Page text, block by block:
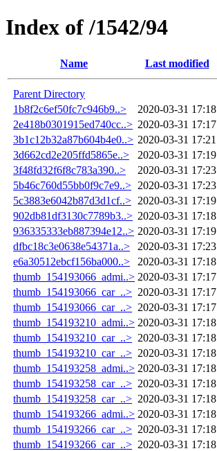
Index of /1542/94
Name Last modified
Parent Directory
1b8f2c6ef50fc7c946b9..>
2020-03-31 17:18
2e418b0301915ed740cc..> 2020-03-31 17:17
3b1c12b32a87b604b4e0..> 2020-03-31 17:21
3d662cd2e205ffd5865e..>
2020-03-31 17:19
3f48fd32f6f8c783a390..>
2020-03-31 17:23
5b46c760d55bb0f9c7e9..> 2020-03-31 17:23
5c3883e6042b87d3d1cf..> 2020-03-31 17:19
902db81df3130c7789b3..> 2020-03-31 17:18
936335333eb887394e12..> 2020-03-31 17:19
dfbc18c3e0638e54371a..>
2020-03-31 17:23
e6a30512ebcf156ba000..>
2020-03-31 17:18
thumb_154193066_admi..> 2020-03-31 17:17
thumb_154193066_car_..> 2020-03-31 17:17
thumb_154193066_car_..> 2020-03-31 17:17
thumb_154193210_admi..> 2020-03-31 17:18
thumb_154193210_car_..> 2020-03-31 17:18
thumb_154193210_car_..> 2020-03-31 17:18
thumb_154193258_admi..> 2020-03-31 17:18
thumb_154193258_car_..> 2020-03-31 17:18
thumb_154193258_car_..> 2020-03-31 17:18
thumb_154193266_admi..> 2020-03-31 17:18
thumb_154193266_car_..> 2020-03-31 17:18
thumb_154193266_car_..> 2020-03-31 17:18